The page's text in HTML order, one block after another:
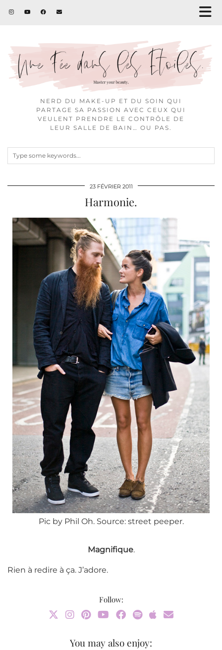
NERD DU MAKE-UP ET DU SOIN QUI
PARTAGE SA PASSION AVEC CEUX QUI
VEULENT PRENDRE LE CONTRÔLE DE
LEUR SALLE DE BAIN… OU PAS.
23 FÉVRIER 2011
Harmonie.
Pic by Phil Oh. Source: street peeper.
Magnifique.
Rien à redire à ça. J’adore.
Follow:
You may also enjoy: